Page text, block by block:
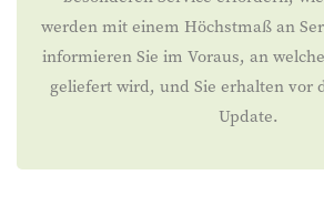
werden mit einem Höchstmaß an
informieren Sie im Voraus, an
geliefert wird, und Sie erhalten vor
Update.